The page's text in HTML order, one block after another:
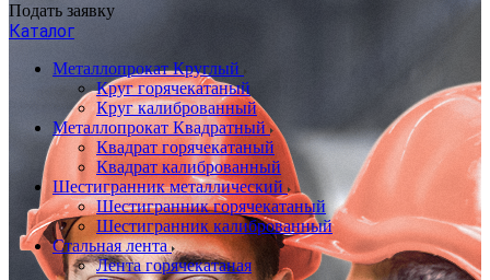
Подать заявку
Каталог
Металлопрокат Круглый
Круг горячекатаный
Круг калиброванный
Металлопрокат Квадратный
Квадрат горячекатаный
Квадрат калиброванный
Шестигранник металлический
Шестигранник горячекатаный
Шестигранник калиброванный
Стальная лента
Лента горячекатаная